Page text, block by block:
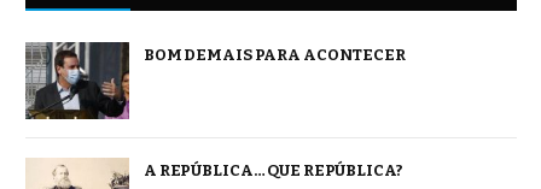
BOM DEMAIS PARA ACONTECER
A REPÚBLICA… QUE REPÚBLICA?